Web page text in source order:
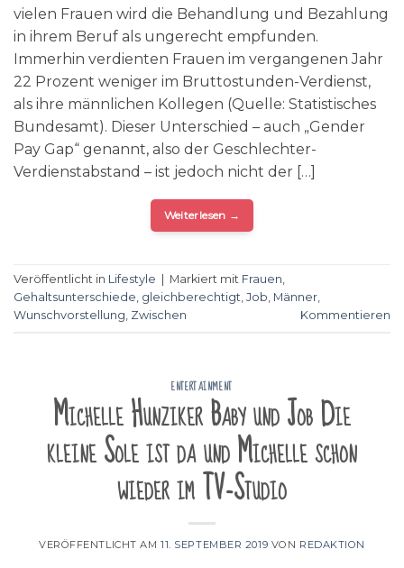
vielen Frauen wird die Behandlung und Bezahlung
in ihrem Beruf als ungerecht empfunden.
Immerhin verdienten Frauen im vergangenen Jahr
22 Prozent weniger im Bruttostunden-Verdienst,
als ihre männlichen Kollegen (Quelle: Statistisches
Bundesamt). Dieser Unterschied – auch „Gender
Pay Gap“ genannt, also der Geschlechter-
Verdienstabstand – ist jedoch nicht der […]
Weiterlesen →
Veröffentlicht in Lifestyle Markiert mit Frauen,
Gehaltsunterschiede, gleichberechtigt, Job, Männer,
Wunschvorstellung, Zwischen Kommentieren
ENTERTAINMENT
Michelle Hunziker Baby und Job Die
kleine Sole ist da und Michelle schon
wieder im TV-Studio
VERÖFFENTLICHT AM11. SEPTEMBER 2019 VON REDAKTION